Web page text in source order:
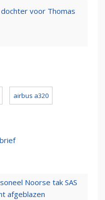
voor Thomas
airbus a320
Noorse tak SAS
afgeblazen